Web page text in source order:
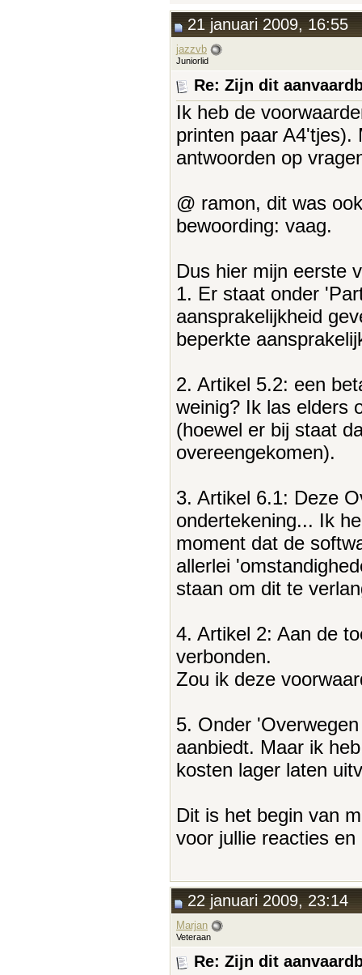
21 januari 2009, 16:55
jazzvb
Juniorlid
Re: Zijn dit
Ik heb de
printen paar A4'tjes).
antwoorden op
@ ramon, dit was
bewoording: vaag.
Dus hier mijn eerste
1. Er staat onder
aansprakelijkheid
beperkte
2. Artikel 5.2: een
weinig? Ik las elders
(hoewel er bij staat
overeengekomen).
3. Artikel 6.1: Deze
ondertekening... Ik
moment dat de
allerlei
staan om dit te
4. Artikel 2: Aan de
verbonden.
Zou ik deze
5. Onder
aanbiedt. Maar ik
kosten lager laten
Dit is het begin van
voor jullie reacties en
22 januari 2009, 23:14
Marjan
Veteraan
Re: Zijn dit